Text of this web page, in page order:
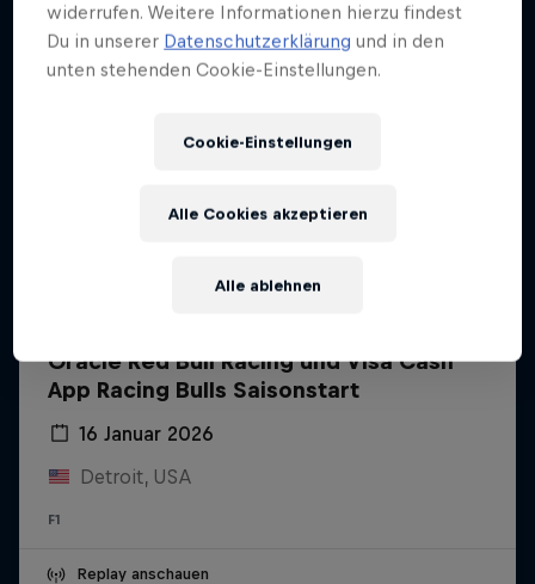
Oracle Red Bull Racing und Visa Cash
App Racing Bulls Saisonstart
16 Januar 2026
Detroit, USA
F1
Replay anschauen
widerrufen. Weitere Informationen hierzu findest
Du in unserer Datenschutzerklärung und in den
unten stehenden Cookie-Einstellungen.
Cookie-Einstellungen
Alle ablehnen
Alle Cookies akzeptieren